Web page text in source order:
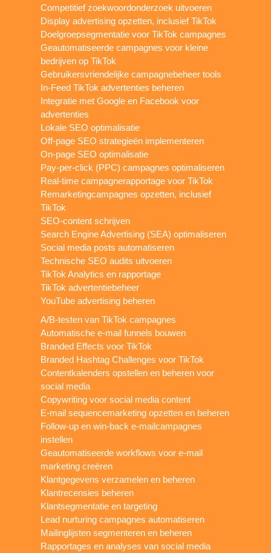
Competitief zoekwoordonderzoek uitvoeren
Display advertising opzetten, inclusief TikTok
Doelgroepsegmentatie voor TikTok campagnes
Geautomatiseerde campagnes voor kleine
bedrijven op TikTok
Gebruikersvriendelijke campagnebeheer tools
In-Feed TikTok advertenties beheren
Integratie met Google en Facebook voor
advertenties
Lokale SEO optimalisatie
Off-page SEO strategieën implementeren
On-page SEO optimalisatie
Pay-per-click (PPC) campagnes optimaliseren
Real-time campagnerapportage voor TikTok
Remarketingcampagnes opzetten, inclusief
TikTok
SEO-content schrijven
Search Engine Advertising (SEA) optimaliseren
Social media posts automatiseren
Technische SEO audits uitvoeren
TikTok Analytics en rapportage
TikTok advertentiebeheer
YouTube advertising beheren
A/B-testen van TikTok campagnes
Automatische e-mail funnels bouwen
Branded Effects voor TikTok
Branded Hashtag Challenges voor TikTok
Contentkalenders opstellen en beheren voor
social media
Copywriting voor social media content
E-mail sequencemarketing opzetten en beheren
Follow-up en win-back e-mailcampagnes
instellen
Geautomatiseerde workflows voor e-mail
marketing creëren
Klantgegevens verzamelen en beheren
Klantrecensies beheren
Klantsegmentatie en targeting
Lead nurturing campagnes automatiseren
Mailinglijsten segmenteren en beheren
Rapportages en analyses van social media